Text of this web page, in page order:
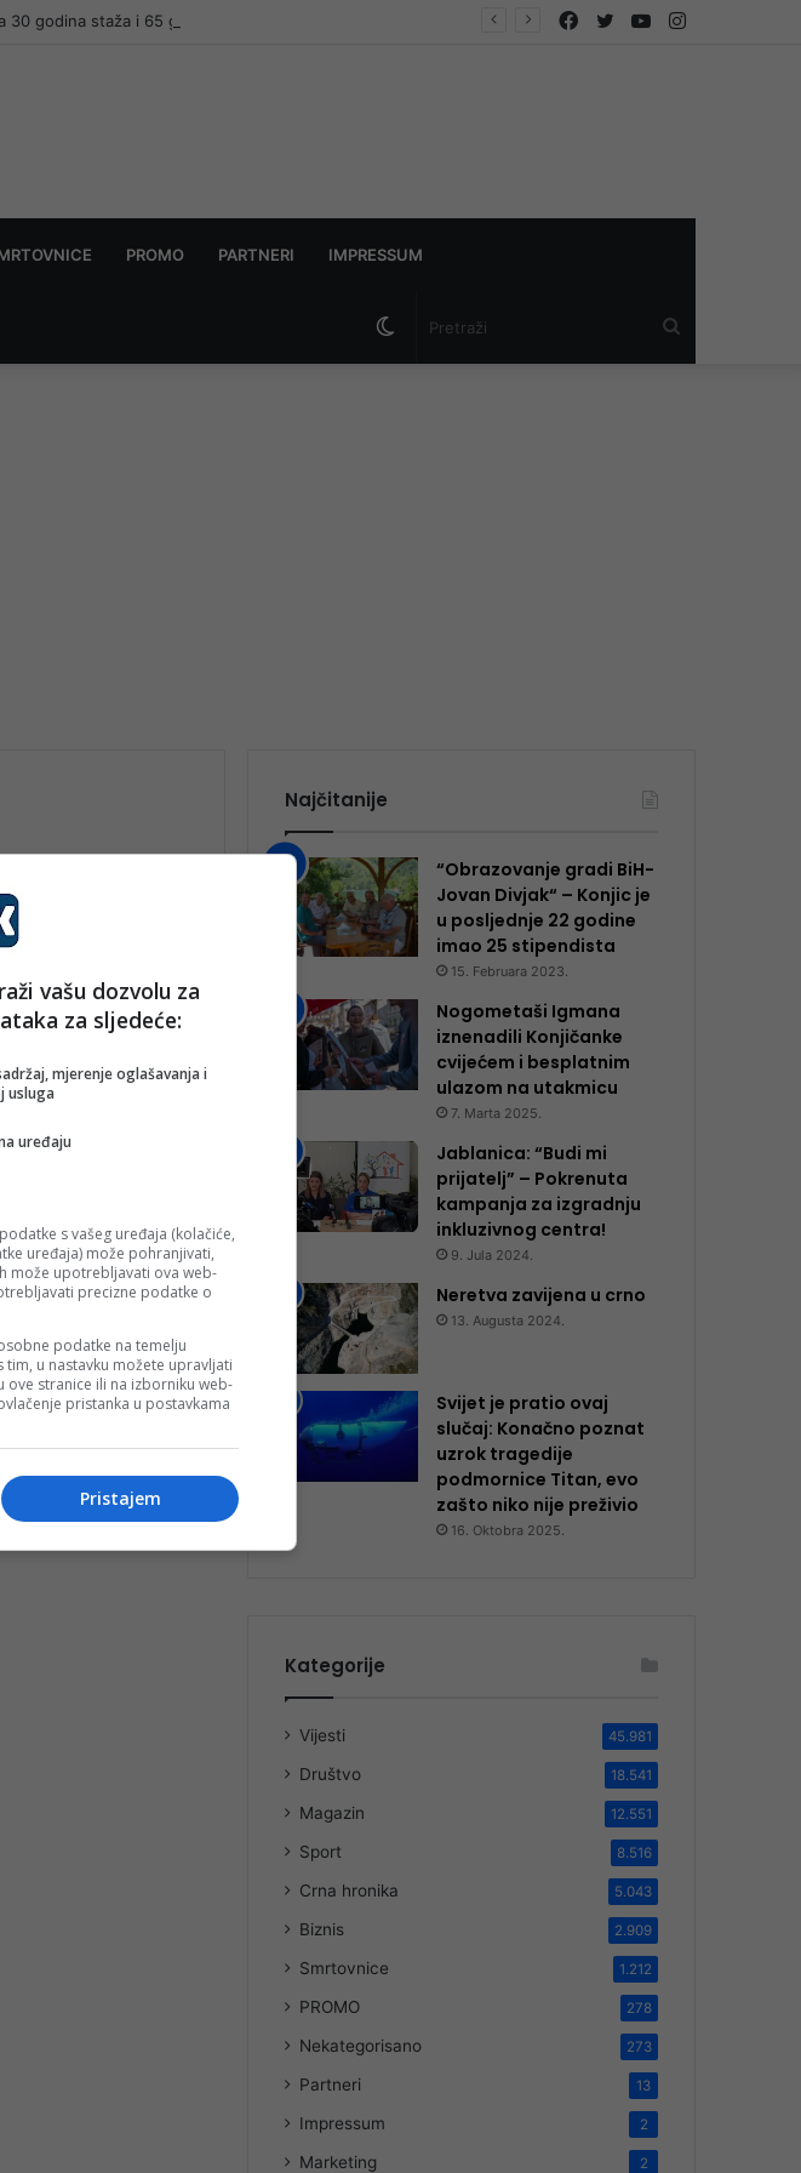
YouTube
Twitter
Facebook
PROMO PARTNERI IMPRESSUM
Switch
Stari most:
od najsnažnijih
Najčitanije
“Obrazovanje gradi BiH-
Jovan Divjak“ – Konjic je
u posljednje 22 godine
imao 25 ​​stipendista
15. Februara 2023.
Nogometaši Igmana
iznenadili Konjičanke
cvijećem i besplatnim
ulazom na utakmicu
7. Marta 2025.
Jablanica: “Budi mi
prijatelj” – Pokrenuta
kampanja za izgradnju
inkluzivnog centra!
9. Jula 2024.
Neretva zavijena u crno
13. Augusta 2024.
Svijet je pratio ovaj
slučaj: Konačno poznat
uzrok tragedije
podmornice Titan, evo
zašto niko nije preživio
16. Oktobra 2025.
Kategorije
Vijesti 45.981
Društvo 18.541
Magazin 12.551
Sport 8.516
Crna hronika 5.043
Biznis 2.909
Smrtovnice 1.212
PROMO 278
Nekategorisano 273
Partneri 13
Impressum 2
Marketing 2
vašu dozvolu za
za sljedeće:
mjerenje oglašavanja i
usluga
uređaju
s vašeg uređaja (kolačiće,
uređaja) može pohranjivati,
može upotrebljavati ova web-
precizne podatke o
podatke na temelju
tim, u nastavku možete upravljati
ove stranice ili na izborniku web-
pristanka u postavkama
Pristajem